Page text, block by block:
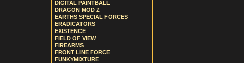
DIGITAL PAINTBALL
DRAGON MOD Z
EARTHS SPECIAL FORCES
ERADICATORS
EXISTENCE
FIELD OF VIEW
FIREARMS
FRONT LINE FORCE
FUNKYMIXTURE